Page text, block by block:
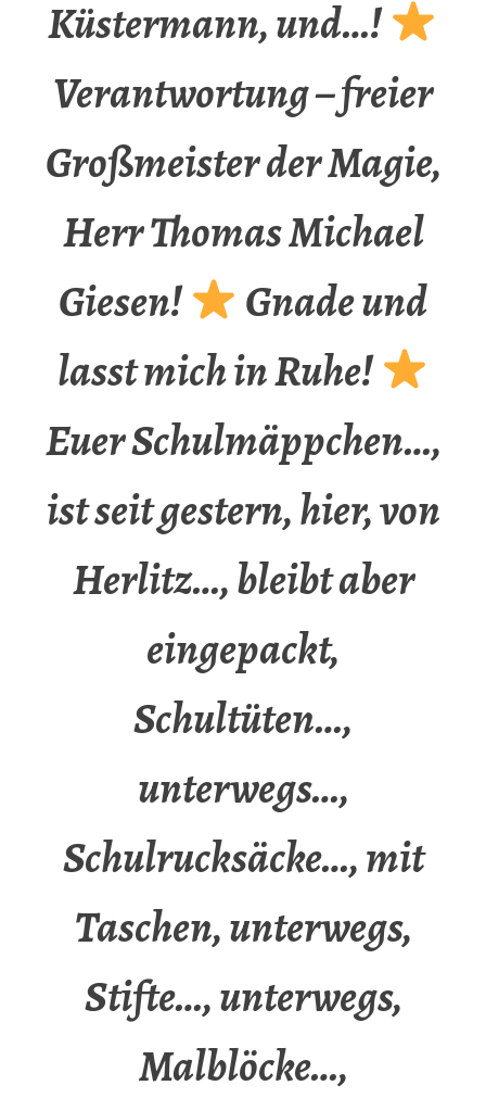
Küstermann, und…!
Verantwortung – freier
Großmeister der Magie,
Herr Thomas Michael
Giesen!
Gnade und
lasst mich in Ruhe!
Euer Schulmäppchen…,
ist seit gestern, hier, von
Herlitz…, bleibt aber
eingepackt,
Schultüten…,
unterwegs…,
Schulrucksäcke…, mit
Taschen, unterwegs,
Stifte…, unterwegs,
Malblöcke…,